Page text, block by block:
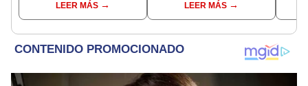
Circuito Mágico del
Agua
LEER MÁS LEER MÁS